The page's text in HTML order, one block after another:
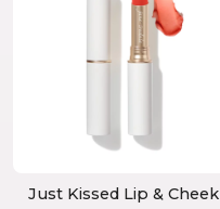
Just Kissed Lip & Cheek